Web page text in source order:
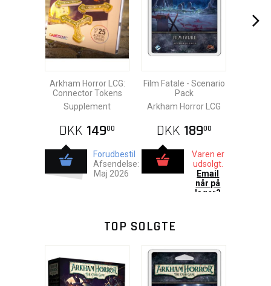
Arkham Horror LCG:
Connector Tokens
Supplement
DKK 14900
Forudbestil
Afsendelse:
Maj 2026
Film Fatale - Scenario
Pack
Arkham Horror LCG
DKK 18900
Varen er
udsolgt.
Email
når på
lager?
TOP SOLGTE